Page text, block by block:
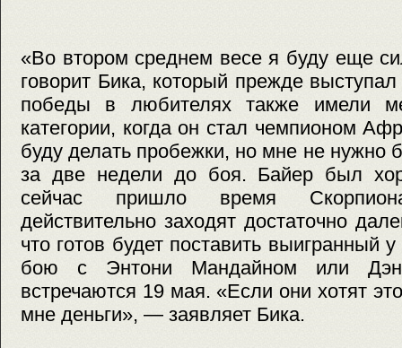
«Во втором среднем весе я буду еще
говорит Бика, который прежде
победы в любителях также имели
категории, когда он стал чемпионом
буду делать пробежки, но мне не нужно
за две недели до боя. Байер был
сейчас пришло время
действительно заходят достаточно
что готов будет поставить выигранный
бою с Энтони Мандайном или
встречаются 19 мая. «Если они хотят
мне деньги», — заявляет Бика.